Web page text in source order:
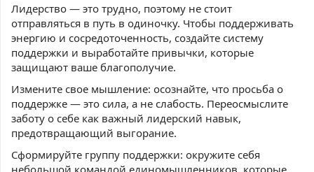
Лидерство — это трудно, поэтому не стоит
отправляться в путь в одиночку. Чтобы поддерживать
энергию и сосредоточенность, создайте систему
поддержки и выработайте привычки, которые
защищают ваше благополучие.
Измените свое мышление: осознайте, что просьба о
поддержке — это сила, а не слабость. Переосмыслите
заботу о себе как важный лидерский навык,
предотвращающий выгорание.
Сформируйте группу поддержки: окружите себя
небольшой командой единомышленников, которые